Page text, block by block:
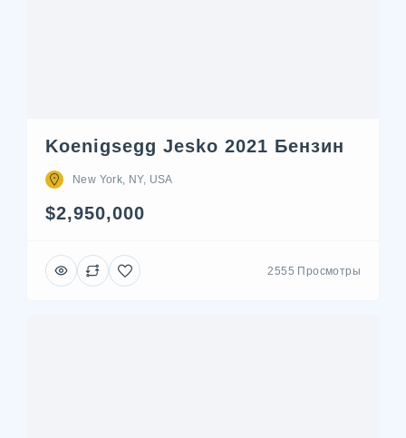
Koenigsegg Jesko 2021 Бензин
New York, NY, USA
$2,950,000
2555 Просмотры